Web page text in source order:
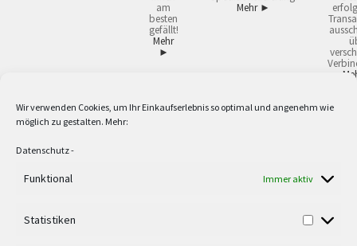
Wir verwenden Cookies, um Ihr Einkaufserlebnis so optimal und angenehm wie
möglich zu gestalten. Mehr:
Datenschutz-
Funktional Immer aktiv
Statistiken
am
besten
gefällt!
Mehr
►
Mehr ►
Lieferzeiten gelten mit Express-24.
Versandkostenfrei ab 59,90 € Nettowarenwert. Inseln ausgenommen. Unsere
Berufe zur Verwendung in der selbständigen, beruflichen oder gewerblichen
verwendeten Logos und Firmennamen sind Warenzeichen oder eingetragene